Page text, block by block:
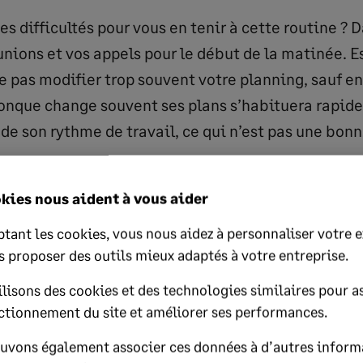
difficultés pour vous en tenir à cette routine ?
et vos appels pour le début de la matinée.
pas modifier trop souvent votre planning, sauf en
change souvent ses plans s’habituera
son rythme de travail, ce qui n’est pas une
pauses
soyez à ce point plongé(e) dans votre travail que
de prendre une pause. Sur votre lieu de travail, il
collègues autour de la machine à café mais
vous, vous n’avez pas cette opportunité.
nous aident à vous aider
les cookies, vous nous aidez à personnaliser votre
proposer des outils mieux adaptés à votre entreprise.
des cookies et des technologies similaires pour
du site et améliorer ses performances.
également associer ces données à d’autres